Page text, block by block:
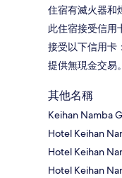
住宿有滅火器和
此住宿接受信用
接受以下信用卡
提供無現金交易。
其他名稱
Keihan Namba
Hotel Keihan
Hotel Keihan
Hotel Keihan